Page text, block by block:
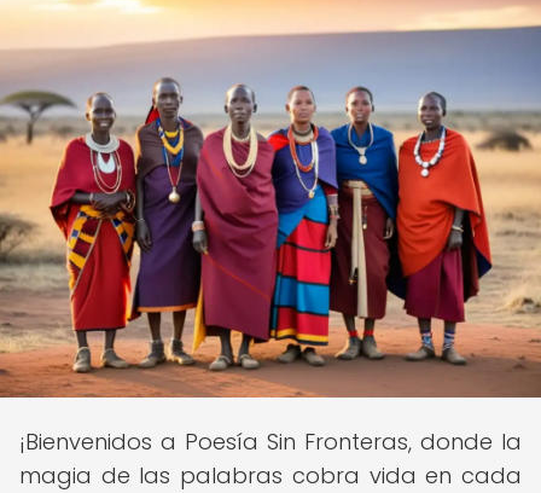
¡Bienvenidos a Poesía Sin Fronteras, donde la
magia de las palabras cobra vida en cada